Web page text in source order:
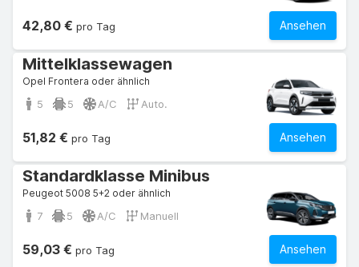
Ansehen
42,80 € pro Tag
Mittelklassewagen
Opel Frontera oder ähnlich
5 5 A/C Auto.
Ansehen
51,82 € pro Tag
Standardklasse Minibus
Peugeot 5008 5+2 oder ähnlich
7 5 A/C Manuell
Ansehen
59,03 € pro Tag